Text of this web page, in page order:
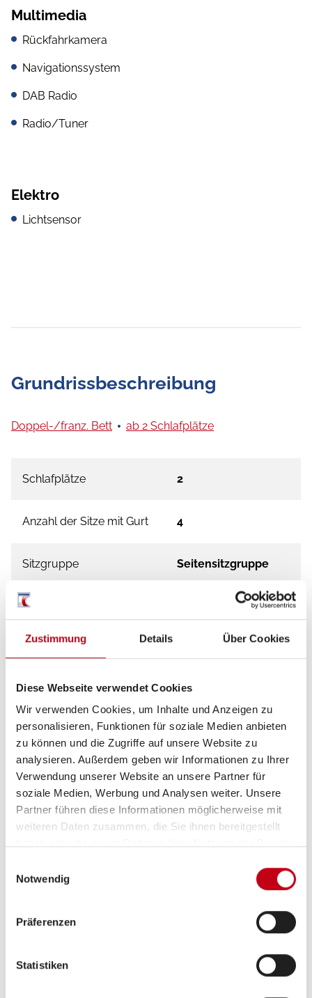
Zustimmung Details Über Cookies
Diese Webseite verwendet Cookies
Wir verwenden Cookies, um Inhalte und Anzeigen zu
personalisieren, Funktionen für soziale Medien anbieten
zu können und die Zugriffe auf unsere Website zu
analysieren. Außerdem geben wir Informationen zu Ihrer
Verwendung unserer Website an unsere Partner für
soziale Medien, Werbung und Analysen weiter. Unsere
Partner führen diese Informationen möglicherweise mit
weiteren Daten zusammen, die Sie ihnen bereitgestellt
Notwendig
Präferenzen
Statistiken
Multimedia
Rückfahrkamera
Navigationssystem
DAB Radio
Radio/Tuner
Elektro
Lichtsensor
Grundrissbeschreibung
Doppel-/franz. Bett ab 2 Schlafplätze
Schlafplätze 2
Anzahl der Sitze mit Gurt 4
Sitzgruppe Seitensitzgruppe
Infrastruktur
Tag